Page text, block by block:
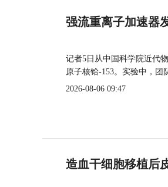
强流重离子加速器
记者5日从中国科学院近代
原子核铪-153。实验中，团
2026-08-06 09:47
造血干细胞移植后